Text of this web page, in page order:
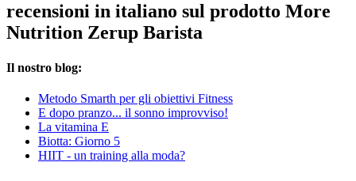
recensioni in italiano sul prodotto More
Nutrition Zerup Barista
Il nostro blog:
Metodo Smarth per gli obiettivi Fitness
E dopo pranzo... il sonno improvviso!
La vitamina E
Biotta: Giorno 5
HIIT - un training alla moda?